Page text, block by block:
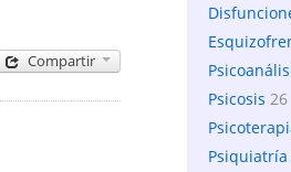
Compartir
Psicosis 26